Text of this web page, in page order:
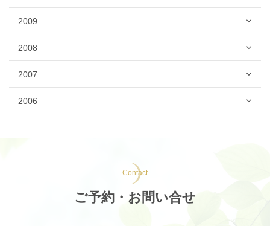
2009
2008
2007
2006
Contact
ご予約・お問い合せ